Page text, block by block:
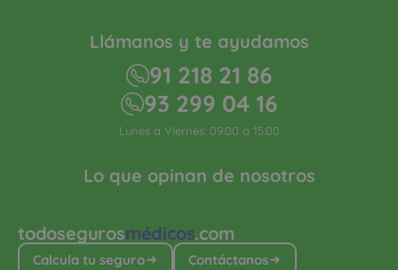
todosegurosmédicos.com
Calcula tu seguro Contáctanos
Lo que opinan de nosotros
Llámanos y te ayudamos
91 218 21 86
93 299 04 16
Lunes a Viernes: 09:00 a 15:00